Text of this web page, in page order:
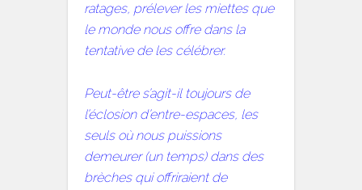
ratages, prélever les miettes que
le monde nous offre dans la
tentative de les célébrer.
Peut-être s’agit-il toujours de
l’éclosion d’entre-espaces, les
seuls où nous puissions
demeurer (un temps) dans des
brèches qui offriraient de